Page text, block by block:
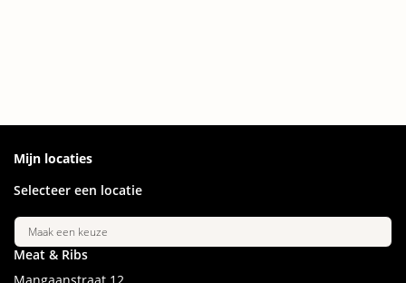
Mijn locaties
Selecteer een locatie
Maak een keuze
Meat & Ribs